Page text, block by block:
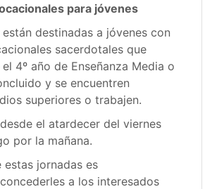
para jóvenes
destinadas a jóvenes con
sacerdotales que
4º año de Enseñanza Media o
y se encuentren
superiores o trabajen.
el atardecer del viernes
por la mañana.
jornadas es
a los interesados